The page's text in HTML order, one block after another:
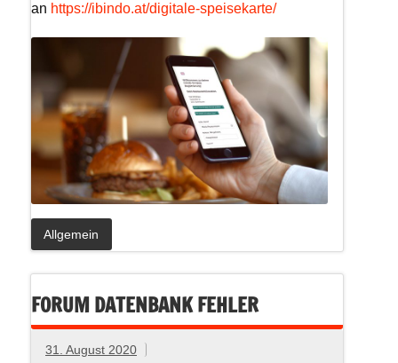
an https://ibindo.at/digitale-speisekarte/
Allgemein
FORUM DATENBANK FEHLER
31. August 2020